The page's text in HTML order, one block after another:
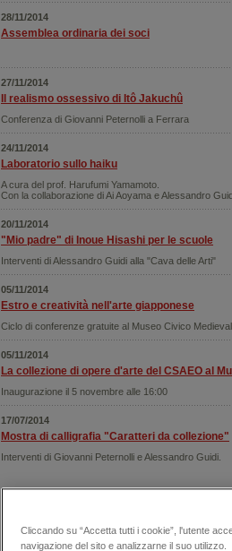
28/11/2014
Assemblea ordinaria dei soci
27/11/2014
Il realismo ossessivo di Itô Jakuchû
Conferenza di Giovanni Peternolli a Ferrara
24/11/2014
Laboratorio sullo haiku
A cura del prof. Harufumi Yamamoto.
Con la collaborazione di Ai Aoyama e Alessandro
20/11/2014
"Mio padre" di Inoue Hisashi per le scuole
Interventi di Alessandro Guidi alla "Cava delle Arti"
05/11/2014
Estro e creatività nell'arte giapponese
Ciclo di conferenze gratuite al Museo Civico
05/11/2014
La collezione di opere d'arte del CSAEO al
Inaugurazione il 5 novembre alle 16:00
17/07/2014
Mostra di calligrafia "Caratteri da collezione"
Interventi di Giovanni Peternolli e Alessandro Guidi.
Conferenza di Manuela Moscatiello alla Sapienza,
Cliccando su “Accetta tutti i cookie”, l'utente
navigazione del sito e analizzarne il suo utilizzo.